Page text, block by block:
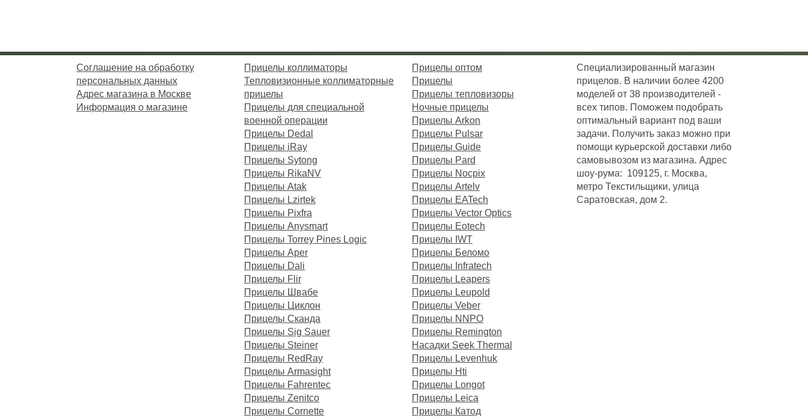
Соглашение на обработку
персональных данных
Адрес магазина в Москве
Информация о магазине
Прицелы коллиматоры
Тепловизионные коллиматорные
прицелы
Прицелы для специальной
военной операции
Прицелы Dedal
Прицелы iRay
Прицелы Sytong
Прицелы RikaNV
Прицелы Atak
Прицелы Lzirtek
Прицелы Pixfra
Прицелы Anysmart
Прицелы Torrey Pines Logic
Прицелы Aper
Прицелы Dali
Прицелы Flir
Прицелы Швабе
Прицелы Циклон
Прицелы Сканда
Прицелы Sig Sauer
Прицелы Steiner
Прицелы RedRay
Прицелы Armasight
Прицелы Fahrentec
Прицелы Zenitco
Прицелы Cornette
Прицелы оптом
Прицелы
Прицелы тепловизоры
Ночные прицелы
Прицелы Arkon
Прицелы Pulsar
Прицелы Guide
Прицелы Pard
Прицелы Nocpix
Прицелы Artelv
Прицелы EATech
Прицелы Vector Optics
Прицелы Eotech
Прицелы IWT
Прицелы Беломо
Прицелы Infratech
Прицелы Leapers
Прицелы Leupold
Прицелы Veber
Прицелы NNPO
Прицелы Remington
Насадки Seek Thermal
Прицелы Levenhuk
Прицелы Hti
Прицелы Longot
Прицелы Leica
Прицелы Катод
Специализированный магазин
прицелов. В наличии более 4200
моделей от 38 производителей -
всех типов. Поможем подобрать
оптимальный вариант под ваши
задачи. Получить заказ можно при
помощи курьерской доставки либо
самовывозом из магазина. Адрес
шоу-рума: 109125, г. Москва,
метро Текстильщики, улица
Саратовская, дом 2.